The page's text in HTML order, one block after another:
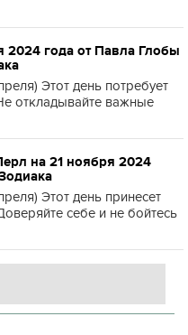
2024 года от Павла Глобы
Этот день потребует
откладывайте важные
на 21 ноября 2024
Этот день принесет
себе и не бойтесь